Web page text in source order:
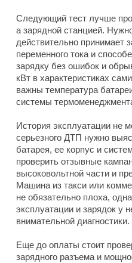
Следующий тест лучше
а зарядной станцией.
действительно принимает
переменного тока и
зарядку без ошибок и
кВт в характеристиках
важны температура
системы
История эксплуатации не
серьезного ДТП нужно
батарея, ее корпус и
проверить отзывные
высоковольтной части и
Машина из такси или
не обязательно плоха,
эксплуатации и зарядок у
внимательной диагностики.
Еще до оплаты стоит
зарядного разъема и